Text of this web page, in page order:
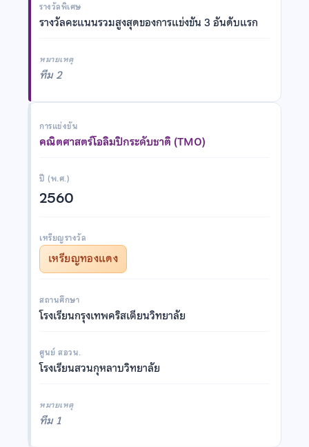
รางวัลพิเศษ
รางวัลคะแนนรวมสูงสุดของการแข่งขัน 3 อันดับแรก
หมายเหตุ
ทีม 2
การแข่งขัน
คณิตศาสตร์โอลิมปิกระดับชาติ (TMO)
ปี (พ.ศ.)
2560
เหรียญรางวัล
เหรียญทองแดง
สถานศึกษา
โรงเรียนกรุงเทพคริสเตียนวิทยาลัย
ศูนย์ สอวน.
โรงเรียนสวนกุหลาบวิทยาลัย
หมายเหตุ
ทีม 1